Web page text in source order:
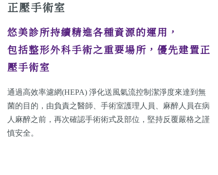
正壓手術室
悠美診所持續精進各種資源的運用，
包括整形外科手術之重要場所，優先建置正
壓手術室
通過高效率濾網(HEPA) 淨化送風氣流控制潔淨度來達到無
菌的目的，由負責之醫師、手術室護理人員、麻醉人員在病
人麻醉之前，再次確認手術術式及部位，堅持反覆嚴格之謹
慎安全。